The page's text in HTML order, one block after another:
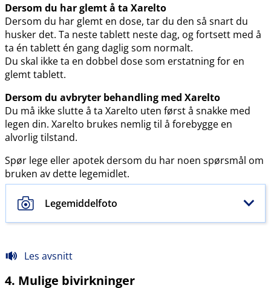
Dersom du har glemt å ta Xarelto
Dersom du har glemt en dose, tar du den så snart du
husker det. Ta neste tablett neste dag, og fortsett med å
ta én tablett én gang daglig som normalt.
Du skal ikke ta en dobbel dose som erstatning for en
glemt tablett.
Dersom du avbryter behandling med Xarelto
Du må ikke slutte å ta Xarelto uten først å snakke med
legen din. Xarelto brukes nemlig til å forebygge en
alvorlig tilstand.
Spør lege eller apotek dersom du har noen spørsmål om
bruken av dette legemidlet.
Legemiddelfoto
Les avsnitt
4. Mulige bivirkninger